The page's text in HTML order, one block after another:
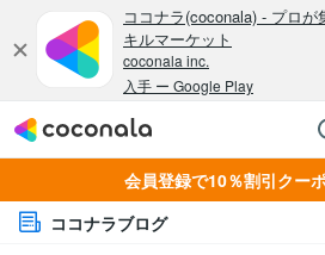
会員登録で10％割引クー
ココナラブログ